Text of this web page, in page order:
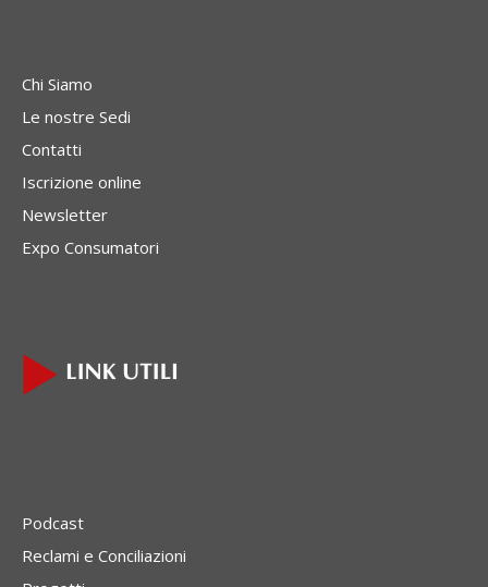
Chi Siamo
Le nostre Sedi
Contatti
Iscrizione online
Newsletter
Expo Consumatori
Podcast
Reclami e Conciliazioni